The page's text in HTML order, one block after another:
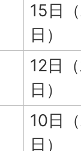
15日
日）
12日
日）
10日
日）